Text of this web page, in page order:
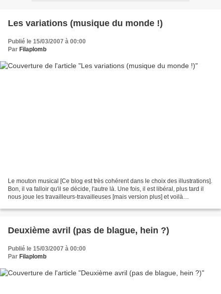
Les variations (musique du monde !)
Publié le 15/03/2007 à 00:00
Par Filaplomb
Le mouton musical [Ce blog est très cohérent dans le choix des illustrations].
Bon, il va falloir qu'il se décide, l'autre là. Une fois, il est libéral, plus tard il
nous joue les travailleurs-travailleuses [mais version plus] et voilà
Deuxième avril (pas de blague, hein ?)
Publié le 15/03/2007 à 00:00
Par Filaplomb